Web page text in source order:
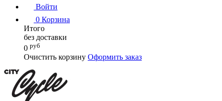
Войти
0 Корзина
Итого
без доставки
0 руб
Очистить корзину Оформить заказ